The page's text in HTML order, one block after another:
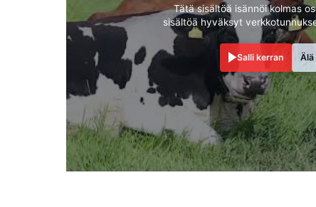
Tätä sisältöä isännöi kolmas
sisältöä hyväksyt
Salli kerran Älä